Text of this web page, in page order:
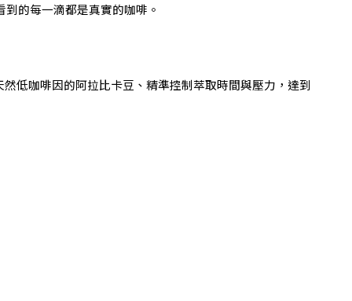
的每一滴都是真實的咖啡。
低咖啡因的阿拉比卡豆、精準控制萃取時間與壓力，達到